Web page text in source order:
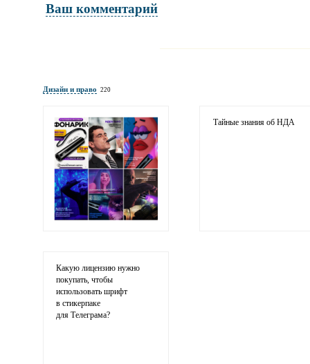
Ваш комментарий
Дизайн и право 220
Тайные знания об НДА
Какую лицензию нужно
покупать, чтобы
использовать шрифт
в стикерпаке
для Телеграма?